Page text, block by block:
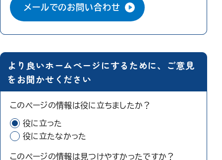
メールでのお問い合わせ
より良いホームページにするために、ご意見
をお聞かせください
このページの情報は役に立ちましたか？
役に立った
役に立たなかった
このページの情報は見つけやすかったですか？